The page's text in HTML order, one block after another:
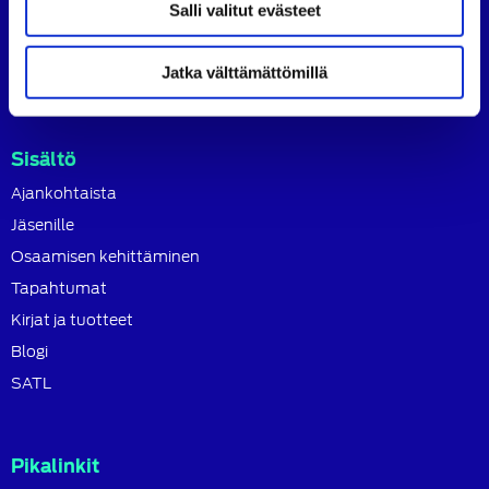
Salli valitut evästeet
Jatka välttämättömillä
tavoitteena on ylläpitää ja kehittää koko autoalan
osaamista ja ammattitaitoa.
Sisältö
Ajankohtaista
Jäsenille
Osaamisen kehittäminen
Tapahtumat
Kirjat ja tuotteet
Blogi
SATL
Pikalinkit